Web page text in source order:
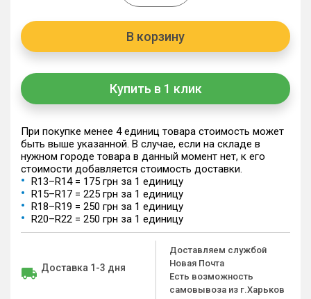
В корзину
Купить в 1 клик
При покупке менее 4 единиц товара стоимость может
быть выше указанной. В случае, если на складе в
нужном городе товара в данный момент нет, к его
стоимости добавляется стоимость доставки.
R13–R14 = 175 грн за 1 единицу
R15–R17 = 225 грн за 1 единицу
R18–R19 = 250 грн за 1 единицу
R20–R22 = 250 грн за 1 единицу
Доставка 1-3 дня
Доставляем службой
Новая Почта
Есть возможность
самовывоза из г.Харьков